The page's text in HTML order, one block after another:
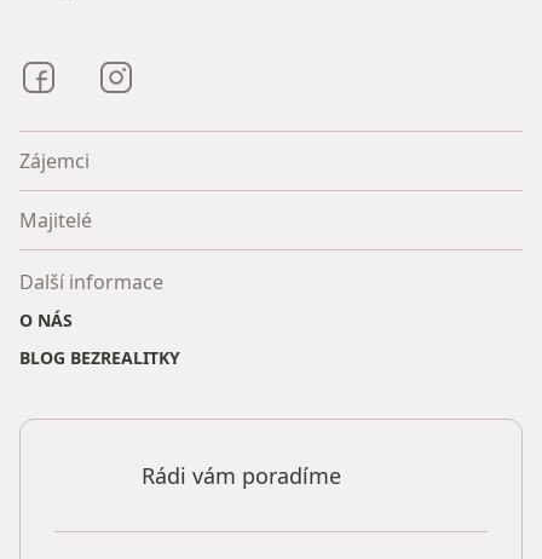
Bezrealitky na Facebooku
Zájemci
Majitelé
Další informace
O NÁS
BLOG BEZREALITKY
Rádi vám poradíme